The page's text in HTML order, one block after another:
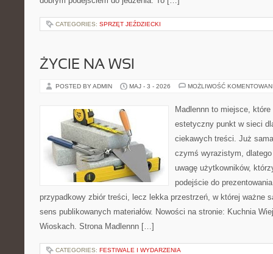
CATEGORIES: SPRZĘT JEŹDZIECKI
ŻYCIE NA WSI
POSTED BY ADMIN MAJ - 3 - 2026 MOŻLIWOŚĆ
Madlennn to miejsce,
estetyczny punkt w sieci
ciekawych treści. Już
czymś wyrazistym,
uwagę użytkowników,
podejście do
przypadkowy zbiór treści, lecz lekka przestrzeń, w której ważne
sens publikowanych materiałów. Nowości na stronie: Kuchnia
Wioskach. Strona Madlennn […]
CATEGORIES: FESTIWALE I WYDARZENIA